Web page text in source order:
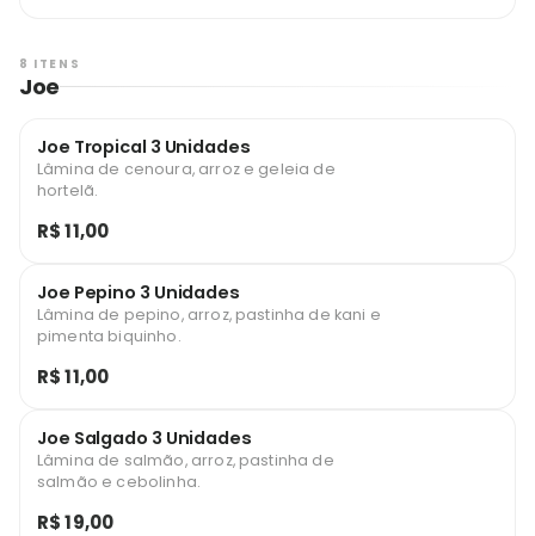
8 ITENS
Joe
Joe Tropical 3 Unidades
Lâmina de cenoura, arroz e geleia de
hortelã.
R$ 11,00
Joe Pepino 3 Unidades
Lâmina de pepino, arroz, pastinha de kani e
pimenta biquinho.
R$ 11,00
Joe Salgado 3 Unidades
Lâmina de salmão, arroz, pastinha de
salmão e cebolinha.
R$ 19,00